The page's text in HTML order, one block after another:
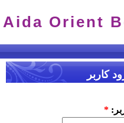
Aida Orient
کاربر
*